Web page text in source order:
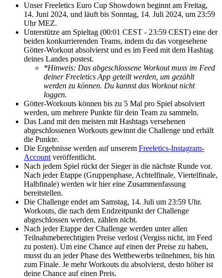
Unser Freeletics Euro Cup Showdown beginnt am Freitag,
14. Juni 2024, und läuft bis Sonntag, 14. Juli 2024, um 23:59
Uhr MEZ.
Unterstütze am Spieltag (00:01 CEST - 23:59 CEST) eine der
beiden konkurrierenden Teams, indem du das vorgesehene
Götter-Workout absolvierst und es im Feed mit dem Hashtag
deines Landes postest.
*Hinweis: Das abgeschlossene Workout muss im Feed
deiner Freeletics App geteilt werden, um gezählt
werden zu können. Du kannst das Workout nicht
loggen.
Götter-Workouts können bis zu 5 Mal pro Spiel absolviert
werden, um mehrere Punkte für dein Team zu sammeln.
Das Land mit den meisten mit Hashtags versehenen
abgeschlossenen Workouts gewinnt die Challenge und erhält
die Punkte.
Die Ergebnisse werden auf unserem Freeletics-Instagram-
Account veröffentlicht.
Nach jedem Spiel rückt der Sieger in die nächste Runde vor.
Nach jeder Etappe (Gruppenphase, Achtelfinale, Viertelfinale,
Halbfinale) werden wir hier eine Zusammenfassung
bereitstellen.
Die Challenge endet am Samstag, 14. Juli um 23:59 Uhr.
Workouts, die nach dem Endzeitpunkt der Challenge
abgeschlossen werden, zählen nicht.
Nach jeder Etappe der Challenge werden unter allen
Teilnahmeberechtigten Preise verlost (Vergiss nicht, im Feed
zu posten). Um eine Chance auf einen der Preise zu haben,
musst du an jeder Phase des Wettbewerbs teilnehmen, bis hin
zum Finale. Je mehr Workouts du absolvierst, desto höher ist
deine Chance auf einen Preis.